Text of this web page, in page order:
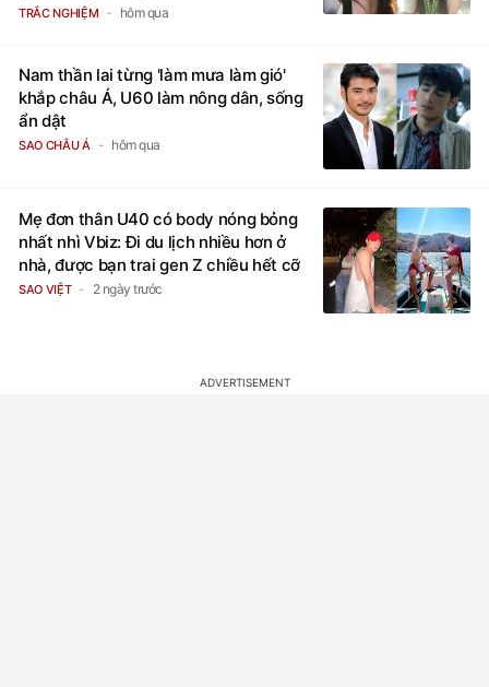
TRẮC NGHIỆM hôm qua
Nam thần lai từng 'làm mưa làm gió'
khắp châu Á, U60 làm nông dân, sống
ẩn dật
SAO CHÂU Á hôm qua
Mẹ đơn thân U40 có body nóng bỏng
nhất nhì Vbiz: Đi du lịch nhiều hơn ở
nhà, được bạn trai gen Z chiều hết cỡ
SAO VIỆT 2 ngày trước